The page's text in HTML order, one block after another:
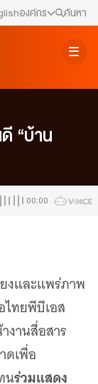
องค์กร
ย ส.ส.ท.
าร
ค้นหา
“บ้าน
00:00
งและแพร่ภาพ
ทยพีบีเอส
งานสื่อสาร
ดเพื่อ
นร่วมแสดง